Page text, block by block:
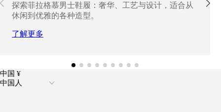
探索菲拉格慕男士鞋履：奢华、工艺与设计，适合从
休闲到优雅的各种造型。
了解更多
中国 ¥
中国人